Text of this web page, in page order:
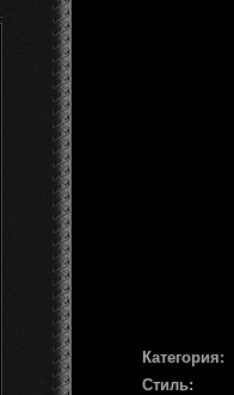
Категория:
Стиль: